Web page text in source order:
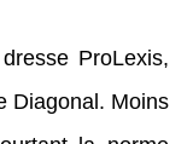
ProLexis,
Diagonal. Moins